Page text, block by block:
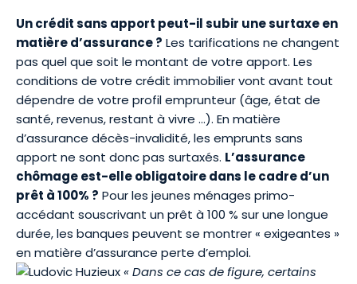
Un crédit sans apport peut-il subir une surtaxe en
matière d’assurance ? Les tarifications ne changent
pas quel que soit le montant de votre apport. Les
conditions de votre crédit immobilier vont avant tout
dépendre de votre profil emprunteur (âge, état de
santé, revenus, restant à vivre …). En matière
d’assurance décès-invalidité, les emprunts sans
apport ne sont donc pas surtaxés. L’assurance
chômage est-elle obligatoire dans le cadre d’un
prêt à 100% ? Pour les jeunes ménages primo-
accédant souscrivant un prêt à 100 % sur une longue
durée, les banques peuvent se montrer « exigeantes »
en matière d’assurance perte d’emploi.
« Dans ce cas de figure, certains